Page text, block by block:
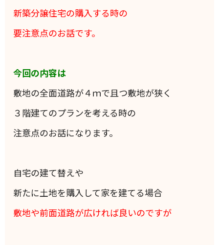
新築分譲住宅の購入する時の
要注意点のお話です。
今回の内容は
敷地の全面道路が４ｍで且つ敷地が狭く
３階建てのプランを考える時の
注意点のお話になります。
自宅の建て替えや
新たに土地を購入して家を建てる場合
敷地や前面道路が広ければ良いのですが